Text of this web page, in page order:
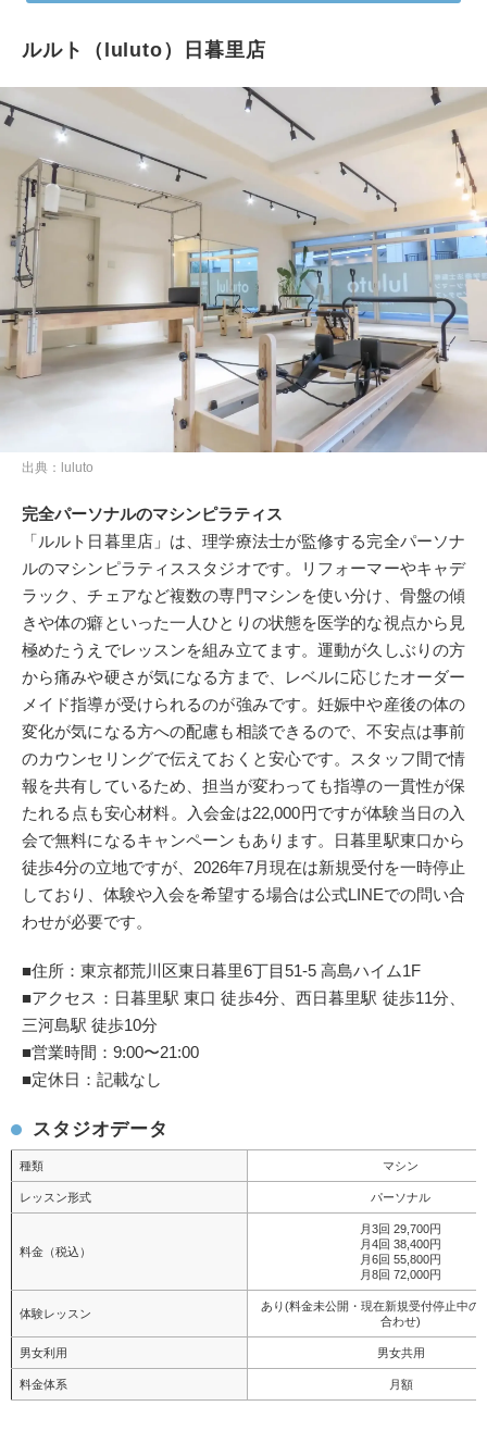
ルルト（luluto）日暮里店
出典：luluto
完全パーソナルのマシンピラティス
「ルルト日暮里店」は、理学療法士が監修する完全パーソナ
ルのマシンピラティススタジオです。リフォーマーやキャデ
ラック、チェアなど複数の専門マシンを使い分け、骨盤の傾
きや体の癖といった一人ひとりの状態を医学的な視点から見
極めたうえでレッスンを組み立てます。運動が久しぶりの方
から痛みや硬さが気になる方まで、レベルに応じたオーダー
メイド指導が受けられるのが強みです。妊娠中や産後の体の
変化が気になる方への配慮も相談できるので、不安点は事前
のカウンセリングで伝えておくと安心です。スタッフ間で情
報を共有しているため、担当が変わっても指導の一貫性が保
たれる点も安心材料。入会金は22,000円ですが体験当日の入
会で無料になるキャンペーンもあります。日暮里駅東口から
徒歩4分の立地ですが、2026年7月現在は新規受付を一時停止
しており、体験や入会を希望する場合は公式LINEでの問い合
わせが必要です。
■住所：東京都荒川区東日暮里6丁目51-5 高島ハイム1F
■アクセス：日暮里駅 東口 徒歩4分、西日暮里駅 徒歩11分、
三河島駅 徒歩10分
■営業時間：9:00〜21:00
■定休日：記載なし
スタジオデータ
種類 マシン
レッスン形式 パーソナル
料金（税込）
月3回 29,700円
月4回 38,400円
月6回 55,800円
月8回 72,000円
体験レッスン
あり(料金未公開・現在新規受付停止中の
合わせ)
男女利用 男女共用
料金体系 月額